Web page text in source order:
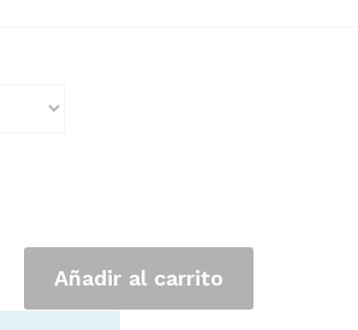
Añadir al carrito